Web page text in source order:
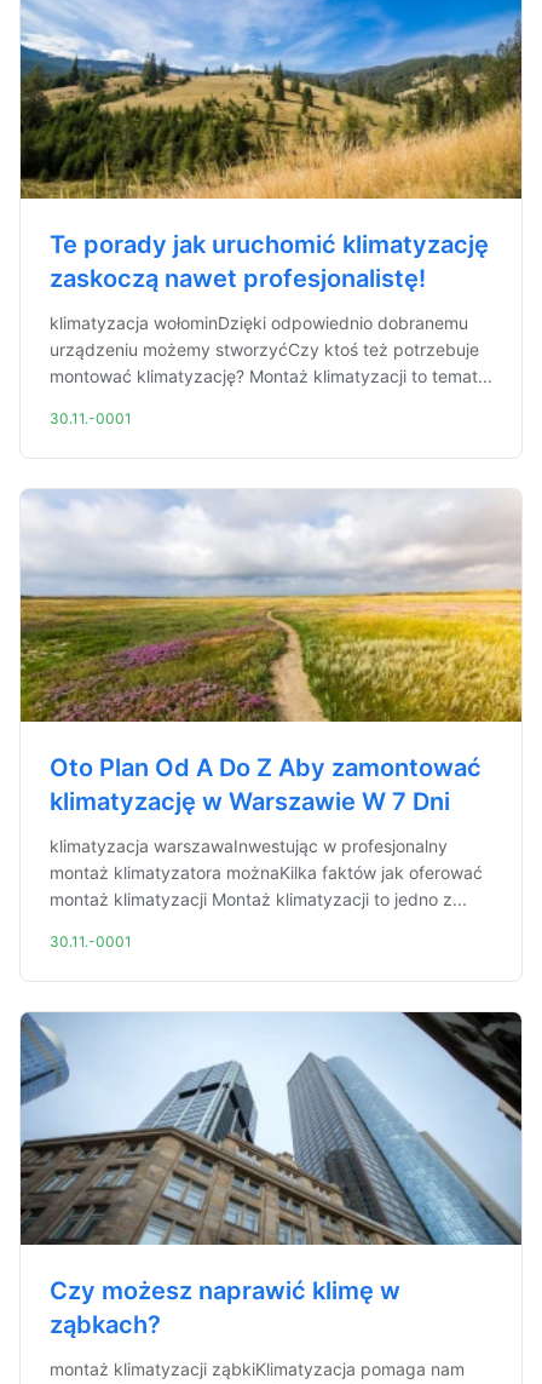
Te porady jak uruchomić klimatyzację
zaskoczą nawet profesjonalistę!
klimatyzacja wołominDzięki odpowiednio dobranemu
urządzeniu możemy stworzyćCzy ktoś też potrzebuje
montować klimatyzację? Montaż klimatyzacji to temat...
30.11.-0001
Oto Plan Od A Do Z Aby zamontować
klimatyzację w Warszawie W 7 Dni
klimatyzacja warszawaInwestując w profesjonalny
montaż klimatyzatora możnaKilka faktów jak oferować
montaż klimatyzacji Montaż klimatyzacji to jedno z...
30.11.-0001
Czy możesz naprawić klimę w
ząbkach?
montaż klimatyzacji ząbkiKlimatyzacja pomaga nam